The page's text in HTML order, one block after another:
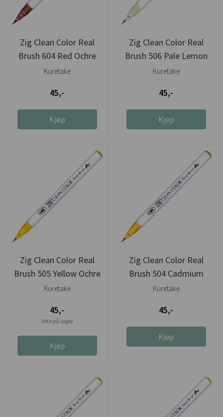
Zig Clean Color Real
Brush 604 Red Ochre
Kuretake
45,-
Kjøp
Zig Clean Color Real
Brush 506 Pale Lemon
Kuretake
45,-
Kjøp
Zig Clean Color Real
Brush 505 Yellow Ochre
Kuretake
45,-
Ikke på lager
Kjøp
Zig Clean Color Real
Brush 504 Cadmium
Yellow
Kuretake
45,-
Kjøp